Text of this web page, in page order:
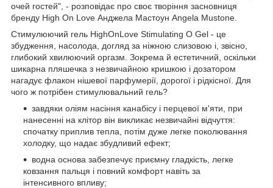
очей гостей", - розповідає про своє творіння засновниця
бренду High On Love Анджела Мастоун Angela Mustone.
Стимулюючий гель HighOnLove Stimulating O Gel - це
збудження, насолода, догляд за ніжною слизовою і, звісно,
глибокий хвилюючий оргазм. Зокрема й естетичний, оскільки
шикарна пляшечка з незвичайною кришкою і дозатором
нагадує флакон нішевої парфумерії, дорогої і рідкісної. Для
чого ж потрібен стимулювальний гель?
завдяки оліям насіння канабісу і перцевої м'яти, при
нанесенні на клітор він викликає незвичайні відчуття:
спочатку приплив тепла, потім дуже легке поколювання
холодку, що надає збудливий ефект;
водна основа забезпечує приємну гладкість, легке
ковзання пальця і повний комфорт навіть за
інтенсивного впливу;